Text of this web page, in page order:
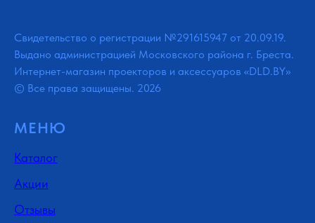
Свидетельство о регистрации №291615947 от 20.09.19.
Выдано администрацией Московского района г. Бреста.
Интернет-магазин проекторов и аксессуаров «DLD.BY»
© Все права защищены. 2026
МЕНЮ
Каталог
Акции
Отзывы